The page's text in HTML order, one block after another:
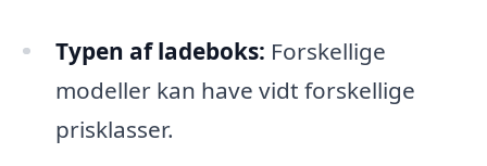
Typen af ladeboks: Forskellige
modeller kan have vidt forskellige
prisklasser.